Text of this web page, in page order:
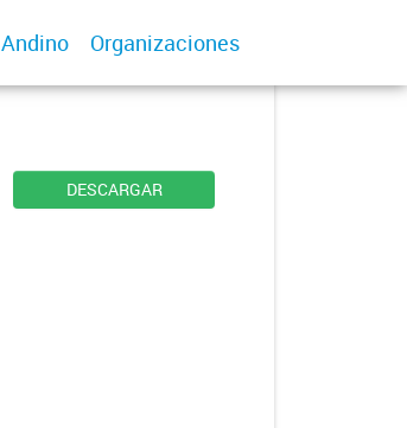
Andino Organizaciones
DESCARGAR